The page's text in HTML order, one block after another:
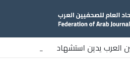
العرب يدين استشهاد